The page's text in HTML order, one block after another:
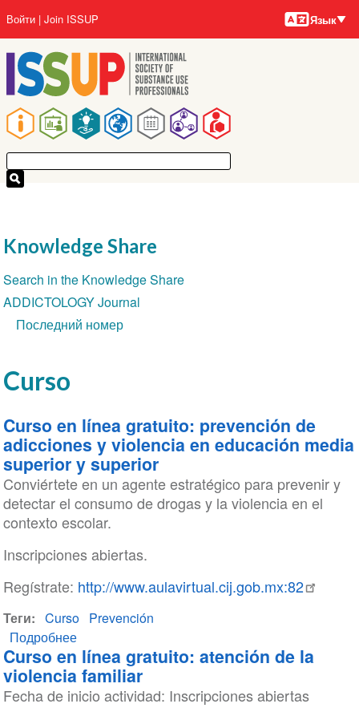
основному
содержанию
Main
navigation
User
account
menu
Войти Join ISSUP Языки
Язык
Curso
Curso en línea gratuito: prevención de
adicciones y violencia en educación media
superior y superior
Conviértete en un agente estratégico para prevenir y
detectar el consumo de drogas y la violencia en el
contexto escolar.
Inscripciones abiertas.
Regístrate: http://www.aulavirtual.cij.gob.mx:82
Теги Curso Prevención
Подробнеео
Curso
en
línea
Curso en línea gratuito: atención de la
violencia familiar
Fecha de inicio actividad: Inscripciones abiertas
Knowledge Share
Section
navigation
Search in the Knowledge Share
ADDICTOLOGY Journal
Последний номер